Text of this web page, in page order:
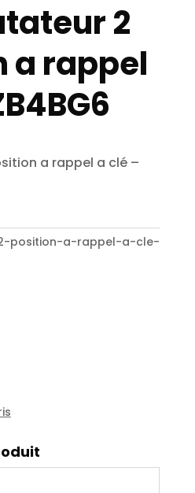
2
a rappel
a rappel a clé –
position-a-rappel-a-cle-